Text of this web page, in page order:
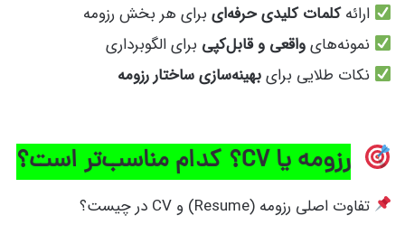
ارائهکلمات کلیدی حرفه‌ای برای هر بخش رزومه
نمونه‌هایواقعی و قابل‌کپی برای الگوبرداری
نکات طلایی برایبهینه‌سازی ساختار رزومه
رزومه یا CV؟ کدام مناسب‌تر است؟
تفاوت اصلی رزومه (Resume) و CV در چیست؟